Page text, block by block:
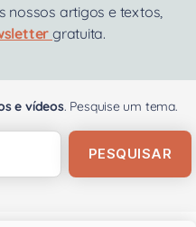
nossos artigos e textos,
gratuita.
e vídeos. Pesquise um tema.